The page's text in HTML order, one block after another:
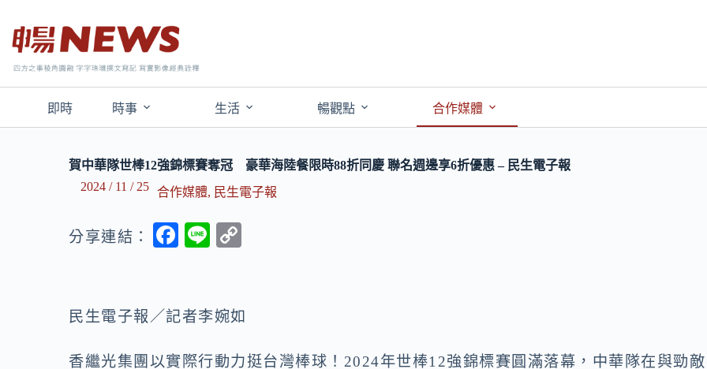
即時 時事 生活 暢觀點 合作媒體
賀中華隊世棒12強錦標賽奪冠 豪華海陸餐限時88折同慶 聯名週邊享6折優惠 – 民生電子報
2024 / 11 / 25
合作媒體, 民生電子報
分享連結：
F
b
o
Li
y
n
民生電子報／記者李婉如
香繼光集團以實際行動力挺台灣棒球！2024年世棒12強錦標賽圓滿落幕，中華隊在與勁敵